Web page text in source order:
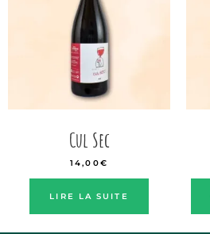
Cul Sec
14,00€
LIRE LA SUITE